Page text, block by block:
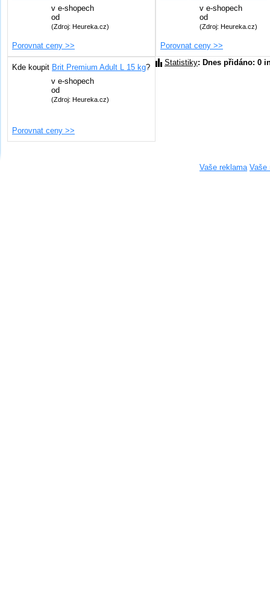
v e-shopech
od
(Zdroj: Heureka.cz)
Porovnat ceny >>
v e-shopech
od
(Zdroj: Heureka.cz)
Porovnat ceny >>
Kde koupit Brit Premium Adult L 15 kg?
v e-shopech
od
(Zdroj: Heureka.cz)
Porovnat ceny >>
Statistiky: Dnes přidáno: 0
Vaše reklama Vaše